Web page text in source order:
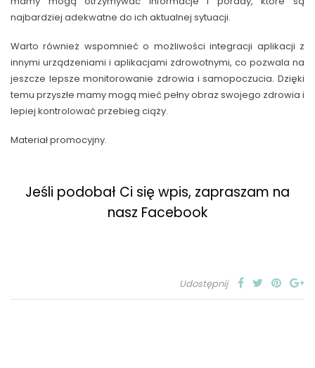
najbardziej adekwatne do ich aktualnej sytuacji.
Warto również wspomnieć o możliwości integracji aplikacji z
innymi urządzeniami i aplikacjami zdrowotnymi, co pozwala na
jeszcze lepsze monitorowanie zdrowia i samopoczucia. Dzięki
temu przyszłe mamy mogą mieć pełny obraz swojego zdrowia i
lepiej kontrolować przebieg ciąży.
Materiał promocyjny.
Jeśli podobał Ci się wpis, zapraszam na
nasz Facebook
Udostępnij